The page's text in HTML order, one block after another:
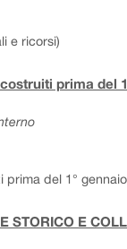
e ricorsi)
prima del
del 1°
STORICO E